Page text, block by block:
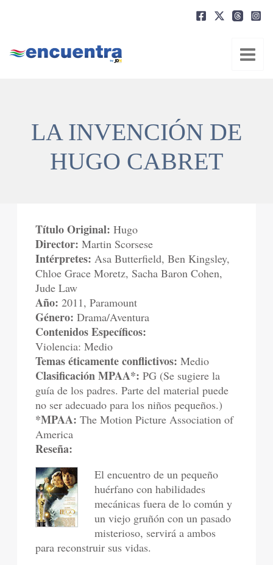
LA INVENCIÓN DE
HUGO CABRET
Título Original: Hugo
Director: Martin Scorsese
Intérpretes: Asa Butterfield, Ben Kingsley,
Chloe Grace Moretz, Sacha Baron Cohen,
Jude Law
Año: 2011, Paramount
Género: Drama/Aventura
Contenidos Específicos:
Violencia: Medio
Temas éticamente conflictivos: Medio
Clasificación MPAA*: PG (Se sugiere la
guía de los padres. Parte del material puede
no ser adecuado para los niños pequeños.)
*MPAA: The Motion Picture Association of
America
Reseña:
El encuentro de un pequeño
huérfano con habilidades
mecánicas fuera de lo común y
un viejo gruñón con un pasado
misterioso, servirá a ambos
para reconstruir sus vidas.